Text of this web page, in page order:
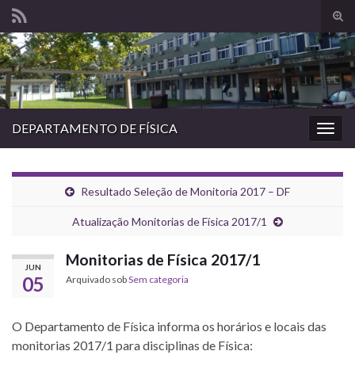
de
Search for:
DEPARTAMENTO DE FÍSICA
Resultado Seleção de Monitoria 2017 – DF
Atualização Monitorias de Física 2017/1
JUN
05
Monitorias de Física 2017/1
Arquivado sobSem categoria
O Departamento de Física informa os horários e locais das
monitorias 2017/1 para disciplinas de Física: